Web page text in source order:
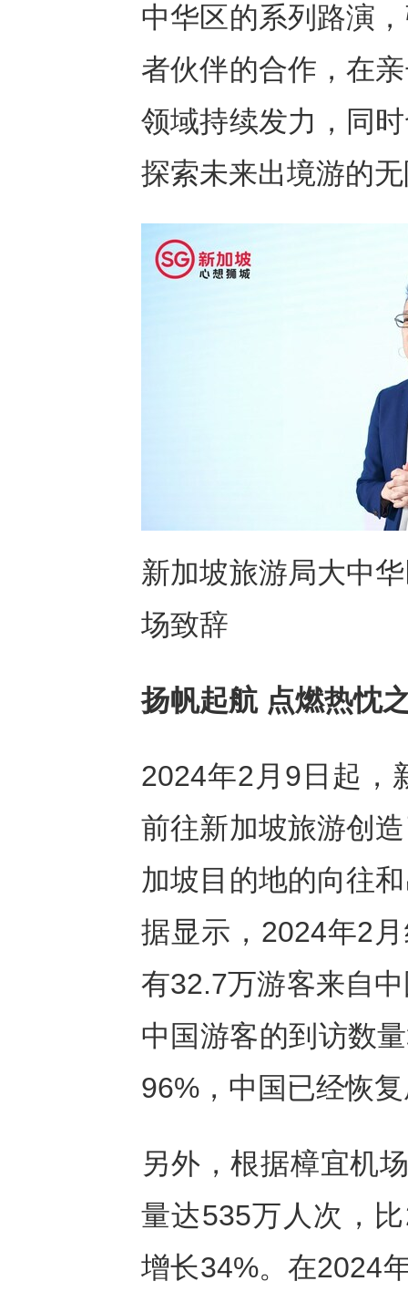
中华区的系列路演
者伙伴的合作，在
领域持续发力，同
探索未来出境游的
新加坡旅游局大中
场致辞
扬帆起航 点燃热忱
2024年2月9日起，
前往新加坡旅游创
加坡目的地的向往
据显示，2024年2
有32.7万游客来自
中国游客的到访数
96%，中国已经恢
另外，根据樟宜机
量达535万人次，
增长34%。在2024